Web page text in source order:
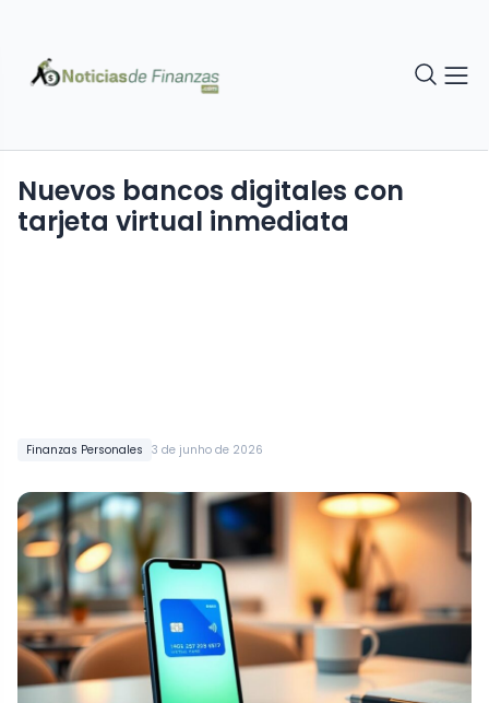
Finanzas Personales 3 de junho de 2026
Nuevos bancos digitales con
tarjeta virtual inmediata